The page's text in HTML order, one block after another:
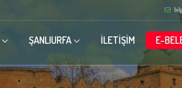
ŞANLIURFA İLETİŞİM E-